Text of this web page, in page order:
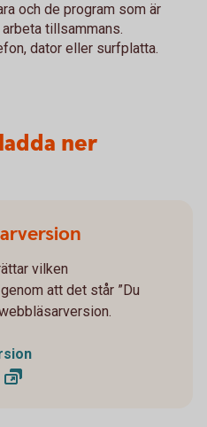
och de program som är
tillsammans.
dator eller surfplatta.
ner
vilken
att det står ”Du